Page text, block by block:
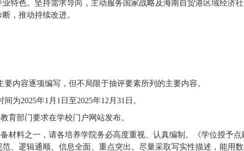
特色。坚持需求导向，主动服务国家战略及海南自贸港区域经济
，推动持续改进。
要内容逐项编写，但不局限于抽评要素所列的主要内容。
为2025年1月1日至2025年12月31日。
育部门要求在学校门户网站发布。
材料之一，请各培养学院务必高度重视、认真编制 。 《学位授予
范、逻辑通顺、信息全面、重点突出。尽量采取写实性描述，能用